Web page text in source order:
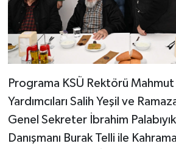
Programa KSÜ Rektörü
Yardımcıları Salih Yeşil ve
Genel Sekreter İbrahim
Danışmanı Burak Telli ile
SEÇİM 2014
KİM KİMDİR
KİTAP
HEDEF2020